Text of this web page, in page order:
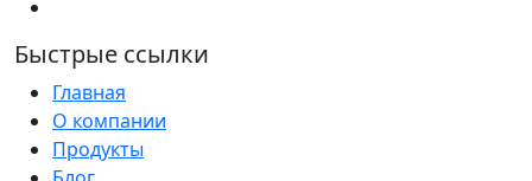
Быстрые ссылки
Главная
О компании
Продукты